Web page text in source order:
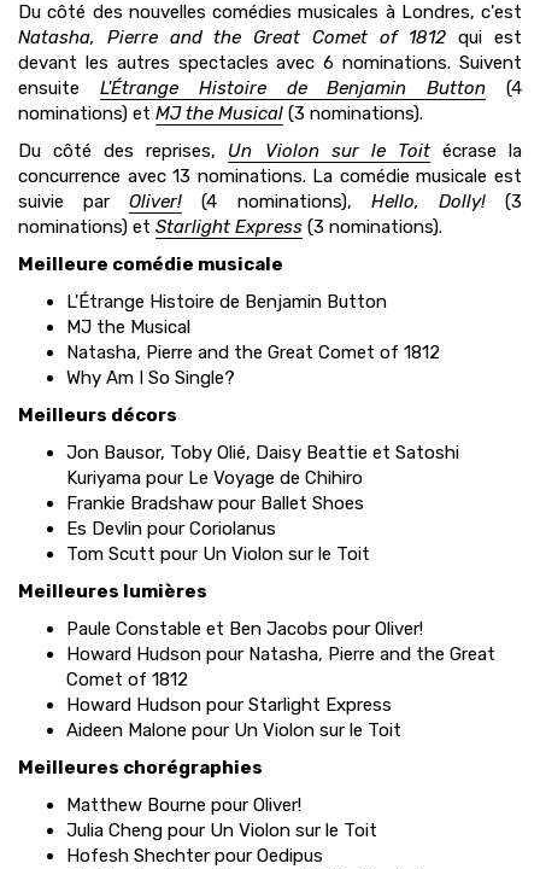
Du côté des nouvelles comédies musicales à Londres, c'est
Natasha, Pierre and the Great Comet of 1812 qui est
devant les autres spectacles avec 6 nominations. Suivent
ensuite L'Étrange Histoire de Benjamin Button (4
nominations) et MJ the Musical (3 nominations).
Du côté des reprises, Un Violon sur le Toitécrase la
concurrence avec 13 nominations. La comédie musicale est
suivie parOliver! (4 nominations), Hello, Dolly!(3
nominations) et Starlight Express (3 nominations).
Meilleure comédie musicale
L'Étrange Histoire de Benjamin Button
MJ the Musical
Natasha, Pierre and the Great Comet of 1812
Why Am I So Single?
Meilleurs décors
Jon Bausor, Toby Olié, Daisy Beattie et Satoshi
Kuriyama pour Le Voyage de Chihiro
Frankie Bradshaw pour Ballet Shoes
Es Devlin pour Coriolanus
Tom Scutt pour Un Violon sur le Toit
Meilleures lumières
Paule Constable et Ben Jacobs pour Oliver!
Howard Hudson pour Natasha, Pierre and the Great
Comet of 1812
Howard Hudson pour Starlight Express
Aideen Malone pour Un Violon sur le Toit
Meilleures chorégraphies
Matthew Bourne pour Oliver!
Julia Cheng pour Un Violon sur le Toit
Hofesh Shechter pour Oedipus